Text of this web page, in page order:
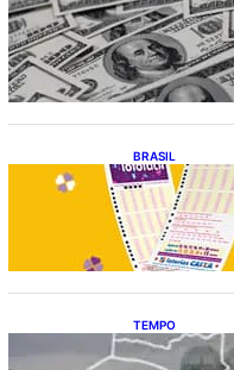
Dólar
BRASIL
Resultado
quarta-
TEMPO
O TEMPO